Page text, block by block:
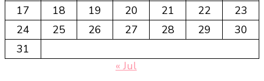
17
18 19 20 21 22
23
24
25 26 27 28 29
30
31
« Jul